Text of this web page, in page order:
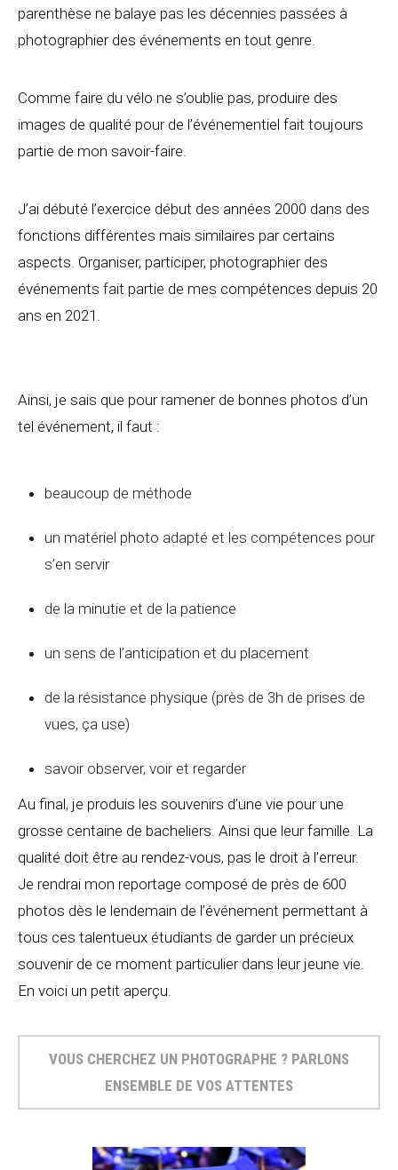
parenthèse ne balaye pas les décennies passées à
photographier des événements en tout genre.
Comme faire du vélo ne s’oublie pas, produire des
images de qualité pour de l’événementiel fait toujours
partie de mon savoir-faire.
J’ai débuté l’exercice début des années 2000 dans des
fonctions différentes mais similaires par certains
aspects. Organiser, participer, photographier des
événements fait partie de mes compétences depuis 20
ans en 2021.
Ainsi, je sais que pour ramener de bonnes photos d’un
tel événement, il faut :
beaucoup de méthode
un matériel photo adapté et les compétences pour
s’en servir
de la minutie et de la patience
un sens de l’anticipation et du placement
de la résistance physique (près de 3h de prises de
vues, ça use)
savoir observer, voir et regarder
Au final, je produis les souvenirs d’une vie pour une
grosse centaine de bacheliers. Ainsi que leur famille. La
qualité doit être au rendez-vous, pas le droit à l’erreur.
Je rendrai mon reportage composé de près de 600
photos dès le lendemain de l’événement permettant à
tous ces talentueux étudiants de garder un précieux
souvenir de ce moment particulier dans leur jeune vie.
En voici un petit aperçu.
VOUS CHERCHEZ UN PHOTOGRAPHE ? PARLONS
ENSEMBLE DE VOS ATTENTES